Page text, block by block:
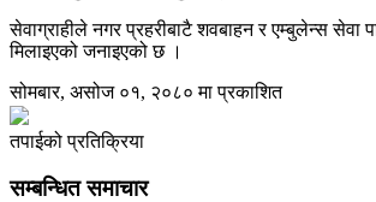
सेवाग्राहीले नगर प्रहरीबाटै शवबाहन र एम्बुलेन्स सेवा
मिलाइएको जनाइएको छ ।
सोमबार, असोज ०१, २०८० मा प्रकाशित
तपाईको प्रतिक्रिया
सम्बन्धित समाचार